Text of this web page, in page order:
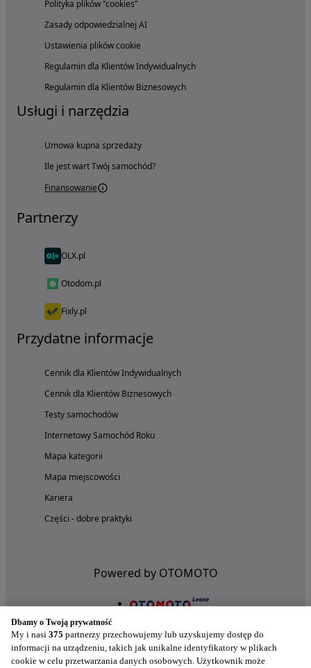
Polityka plików "cookies"
Zasady odpowiedzialnej AI
Ustawienia plików cookie
Regulamin dla Klientów Indywidualnych
Regulamin dla Klientów Biznesowych
Usługi i narzędzia
Umowa kupna sprzedaży
Ile jest wart Twój samochód?
Finansowanie
Partnerzy
OLX.pl
Otodom.pl
Fixly.pl
Przydatne informacje
Cennik dla Klientów Indywidualnych
Cennik dla Klientów Biznesowych
Testy samochodów
Internetowy Samochód Roku
Mapa kategorii
Mapa miejscowości
Kariera
Części - dobre praktyki
Powered by OTOMOTO
Dbamy o Twoją prywatność
My i nasi 375 partnerzy przechowujemy lub uzyskujemy dostęp do
informacji na urządzeniu, takich jak unikalne identyfikatory w plikach
cookie w celu przetwarzania danych osobowych. Użytkownik może